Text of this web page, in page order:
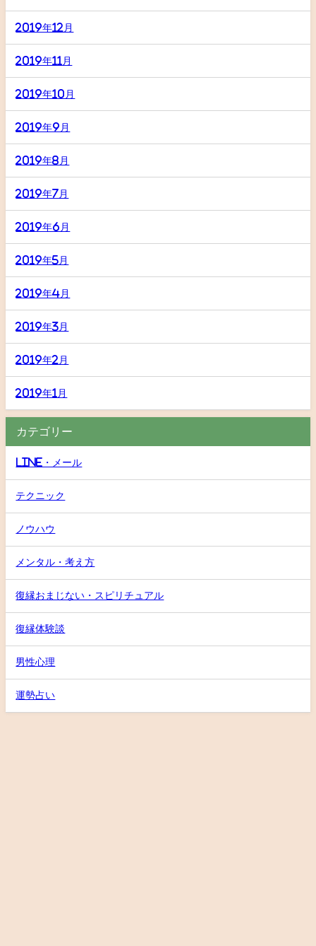
2019年12月
2019年11月
2019年10月
2019年9月
2019年8月
2019年7月
2019年6月
2019年5月
2019年4月
2019年3月
2019年2月
2019年1月
カテゴリー
LINE・メール
テクニック
ノウハウ
メンタル・考え方
復縁おまじない・スピリチュアル
復縁体験談
男性心理
運勢占い